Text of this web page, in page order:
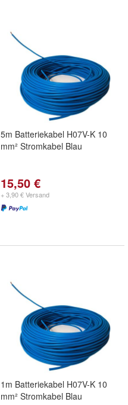
5m Batteriekabel H07V-K 10
mm² Stromkabel Blau
15,50 €
+ 3,90 € Versand
1m Batteriekabel H07V-K 10
mm² Stromkabel Blau